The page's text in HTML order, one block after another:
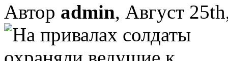
Автор admin, Август